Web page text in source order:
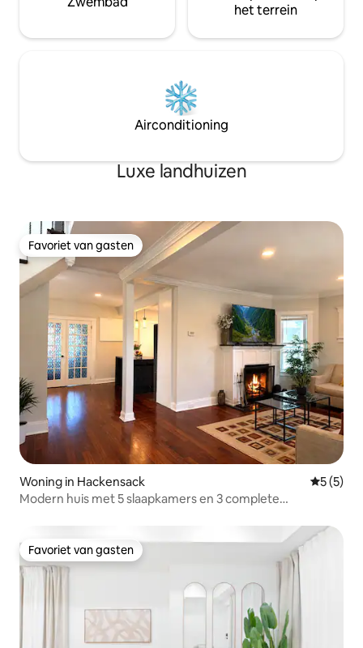
het terrein
Airconditioning
Luxe landhuizen
Favoriet van gasten
Favoriet van gasten
Woning in Hackensack
5 (5)
Modern huis met 5 slaapkamers en 3 complete
Favoriet van gasten
Favoriet van gasten